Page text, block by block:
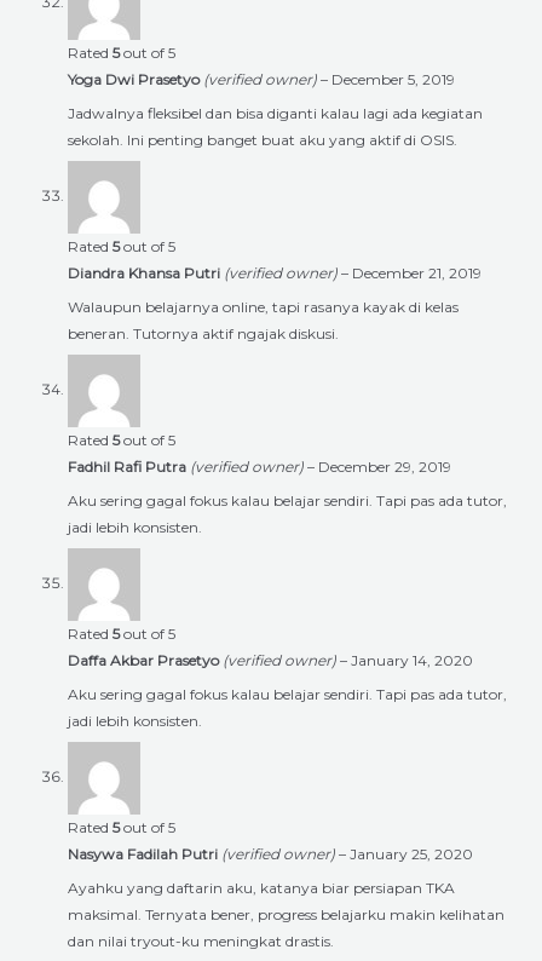
Rated 5out of 5
Yoga Dwi Prasetyo (verified owner) – December 5, 2019
Jadwalnya fleksibel dan bisa diganti kalau lagi ada kegiatan
sekolah. Ini penting banget buat aku yang aktif di OSIS.
Rated 5out of 5
Diandra Khansa Putri (verified owner) – December 21, 2019
Walaupun belajarnya online, tapi rasanya kayak di kelas
beneran. Tutornya aktif ngajak diskusi.
Rated 5out of 5
Fadhil Rafi Putra (verified owner) – December 29, 2019
Aku sering gagal fokus kalau belajar sendiri. Tapi pas ada tutor,
jadi lebih konsisten.
Rated 5out of 5
Daffa Akbar Prasetyo (verified owner) – January 14, 2020
Aku sering gagal fokus kalau belajar sendiri. Tapi pas ada tutor,
jadi lebih konsisten.
Rated 5out of 5
Nasywa Fadilah Putri (verified owner) – January 25, 2020
Ayahku yang daftarin aku, katanya biar persiapan TKA
maksimal. Ternyata bener, progress belajarku makin kelihatan
dan nilai tryout-ku meningkat drastis.